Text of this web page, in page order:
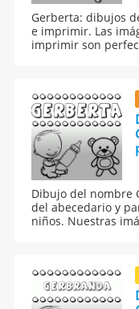
Gerberta: dibujos
e imprimir. Las
imprimir son
Dibujo del nombre
del abecedario y
niños. Nuestras